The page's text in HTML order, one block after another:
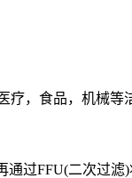
食品，机械等
FFU(二次过滤)